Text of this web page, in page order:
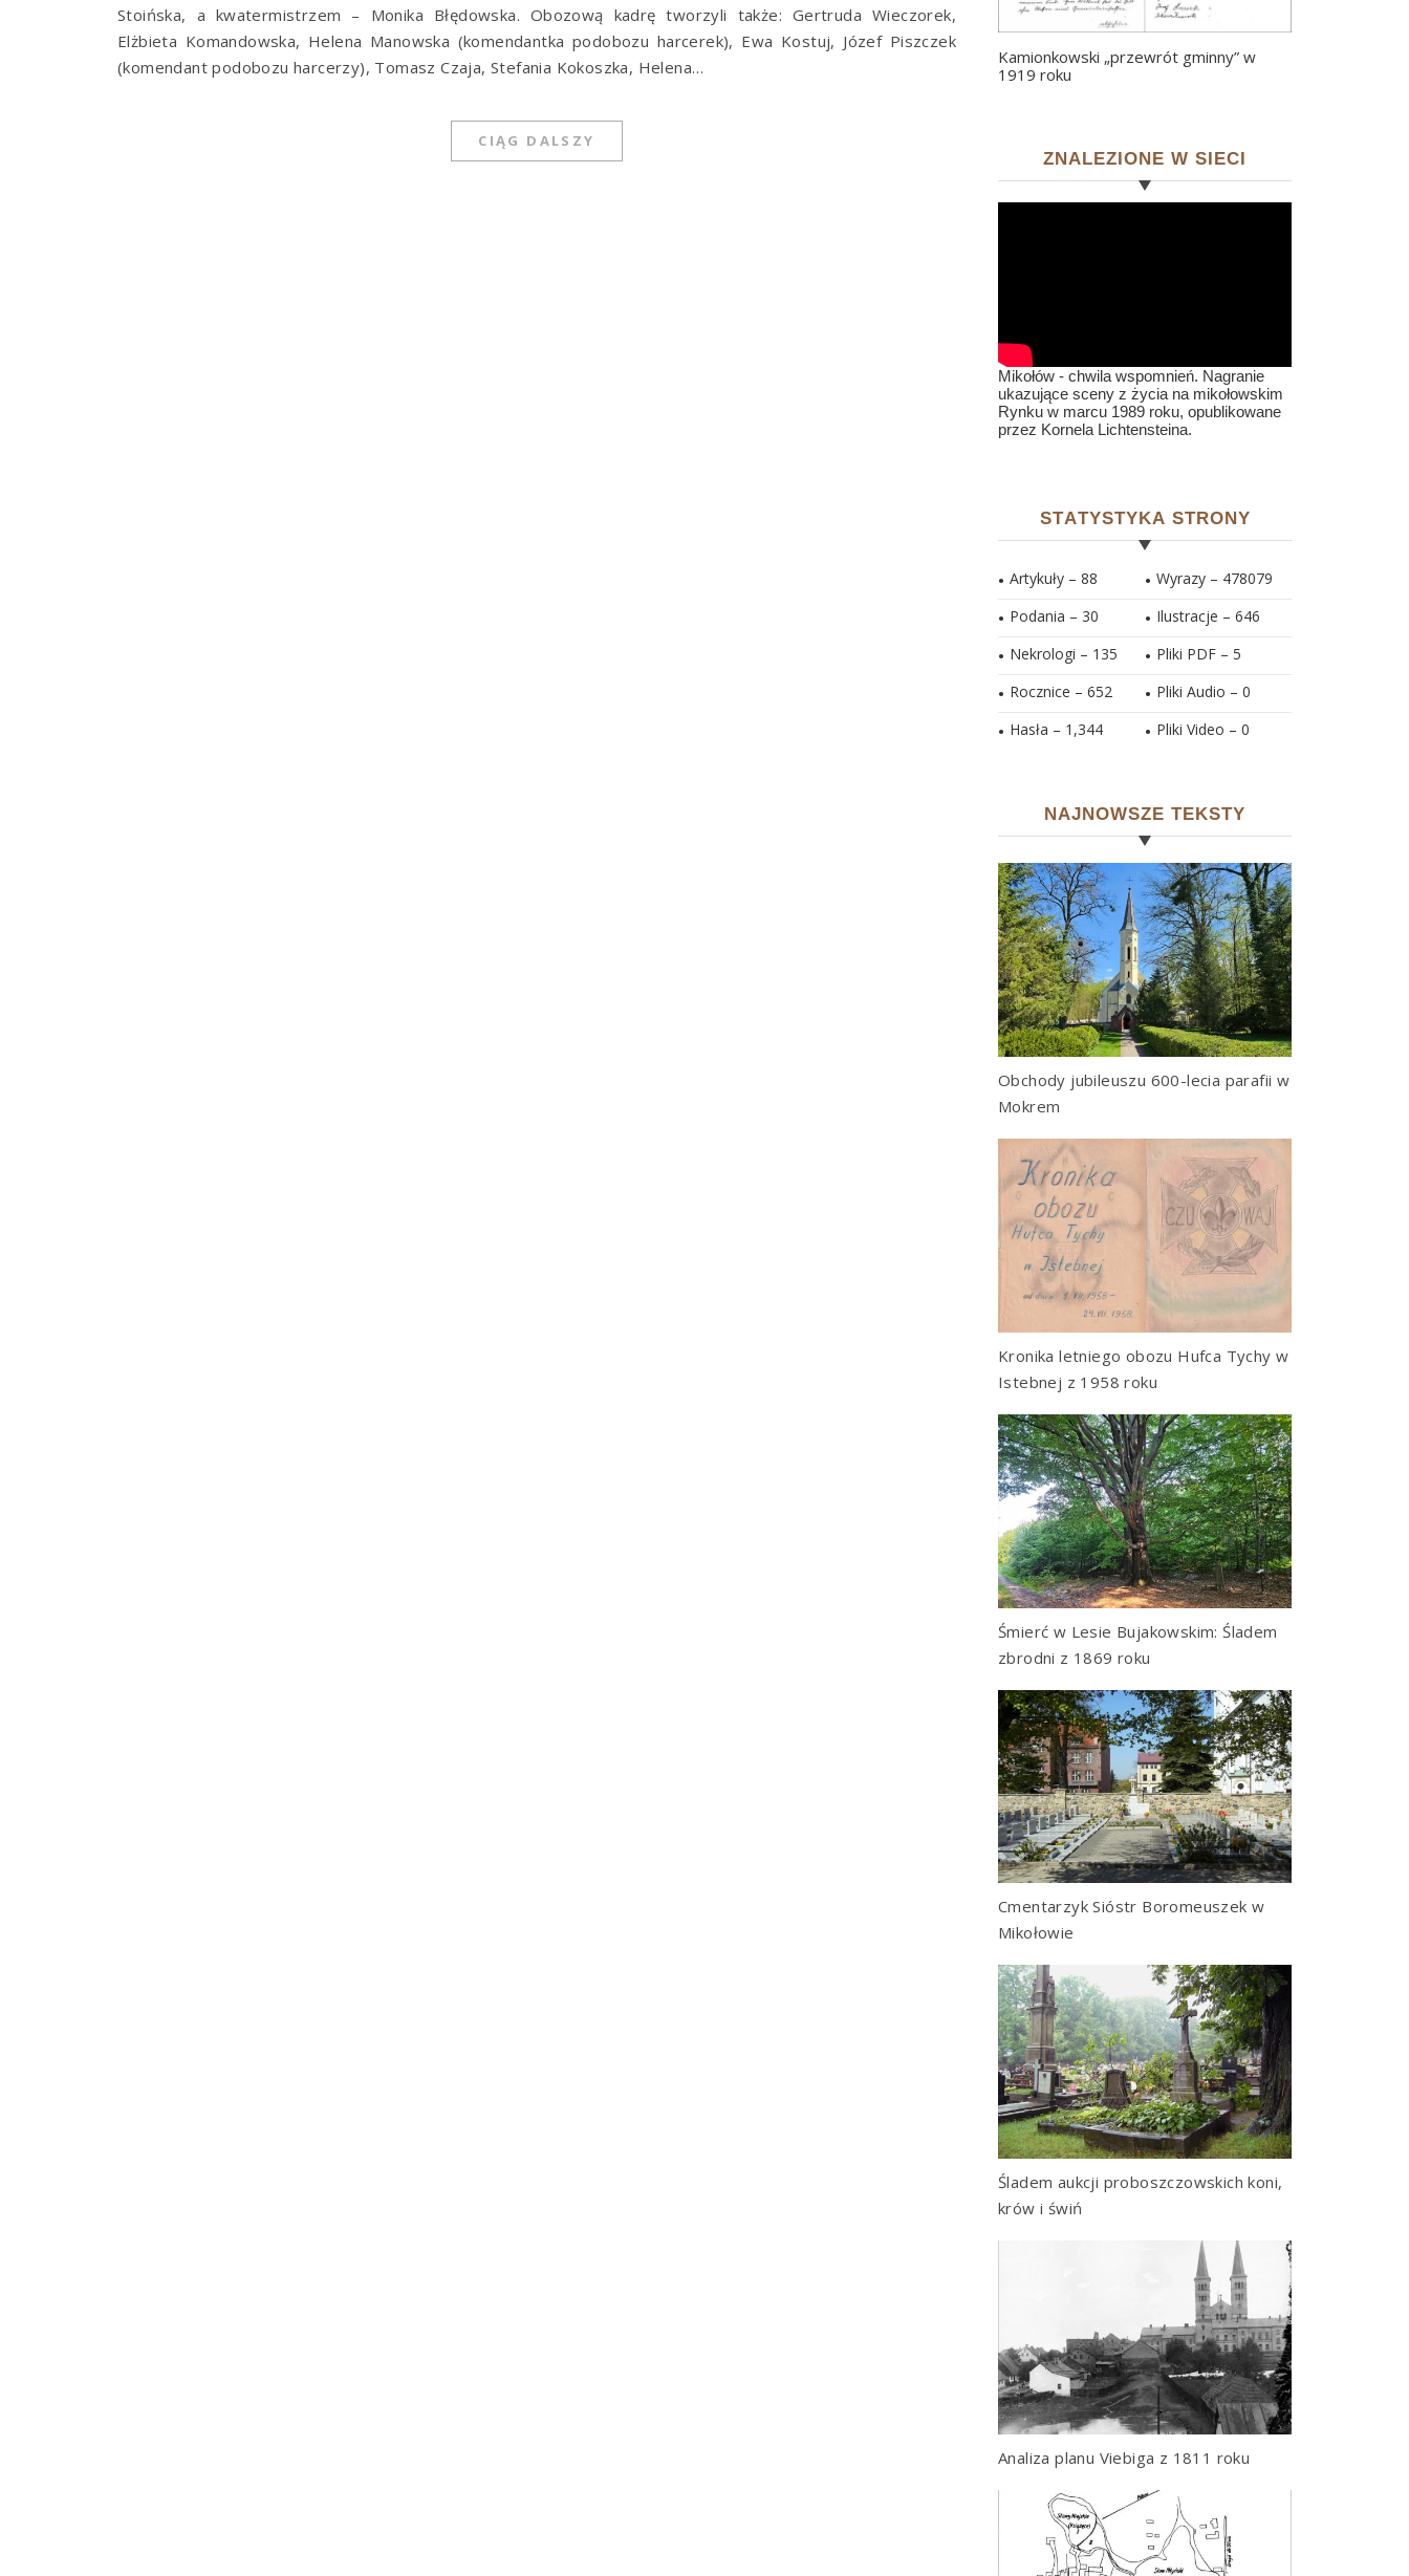
Stoińska, a kwatermistrzem – Monika Błędowska. Obozową kadrę tworzyli także: Gertruda Wieczorek,
Elżbieta Komandowska, Helena Manowska (komendantka podobozu harcerek), Ewa Kostuj, Józef Piszczek
(komendant podobozu harcerzy), Tomasz Czaja, Stefania Kokoszka, Helena…
CIĄG DALSZY
Kamionkowski „przewrót gminny” w
1919 roku
ZNALEZIONE W SIECI
Mikołów - chwila wspomnień. Nagranie
ukazujące sceny z życia na mikołowskim
Rynku w marcu 1989 roku, opublikowane
przez Kornela Lichtensteina.
STATYSTYKA STRONY
Artykuły – 88
Podania – 30
Nekrologi – 135
Rocznice – 652
Hasła – 1,344
Wyrazy – 478079
Ilustracje – 646
Pliki PDF – 5
Pliki Audio – 0
Pliki Video – 0
NAJNOWSZE TEKSTY
Obchody jubileuszu 600-lecia parafii w
Mokrem
Kronika letniego obozu Hufca Tychy w
Istebnej z 1958 roku
Śmierć w Lesie Bujakowskim: Śladem
zbrodni z 1869 roku
Cmentarzyk Sióstr Boromeuszek w
Mikołowie
Śladem aukcji proboszczowskich koni,
krów i świń
Analiza planu Viebiga z 1811 roku